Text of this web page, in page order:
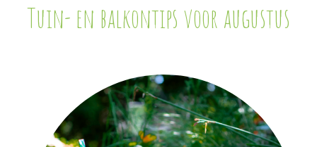
Tuin- en balkontips voor augustus